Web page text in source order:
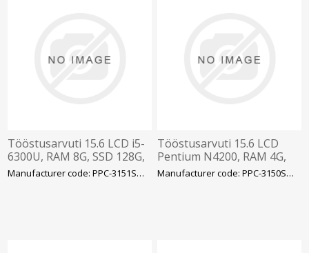
Tööstusarvuti 15.6 LCD i5-
6300U, RAM 8G, SSD 128G,
win 10 LTSC + adapter
Manufacturer code: PPC-3151SW-MART
Tööstusarvuti 15.6 LCD
Pentium N4200, RAM 4G,
SSD 64G, win 10 LTSC +
Manufacturer code: PPC-3150SW-MART